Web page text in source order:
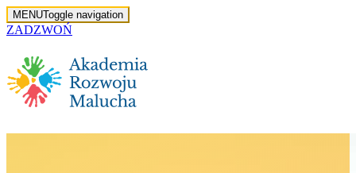
MENUToggle navigation
ZADZWOŃ